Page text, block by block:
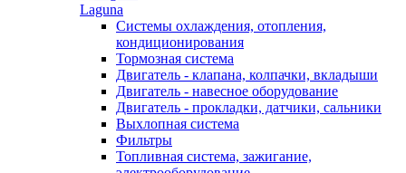
Laguna
Системы охлаждения, отопления,
кондиционирования
Тормозная система
Двигатель - клапана, колпачки, вкладыши
Двигатель - навесное оборудование
Двигатель - прокладки, датчики, сальники
Выхлопная система
Фильтры
Топливная система, зажигание,